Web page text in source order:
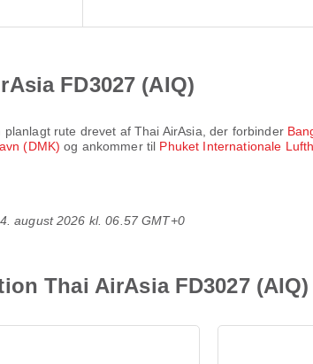
FD3027 (AIQ)
planlagt rute drevet afThai AirAsia , der forbinder
(DMK)og ankommer til Phuket Internationale
4. august 2026 kl. 06.57 GMT+0
Thai AirAsia FD3027 (AIQ)